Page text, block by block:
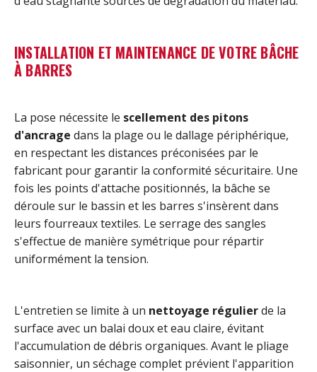
INSTALLATION ET MAINTENANCE DE VOTRE BÂCHE
À BARRES
La pose nécessite le scellement des pitons
d'ancrage dans la plage ou le dallage périphérique,
en respectant les distances préconisées par le
fabricant pour garantir la conformité sécuritaire. Une
fois les points d'attache positionnés, la bâche se
déroule sur le bassin et les barres s'insèrent dans
leurs fourreaux textiles. Le serrage des sangles
s'effectue de manière symétrique pour répartir
uniformément la tension.
L'entretien se limite à un nettoyage régulierde la
surface avec un balai doux et eau claire, évitant
l'accumulation de débris organiques. Avant le pliage
saisonnier, un séchage complet prévient l'apparition